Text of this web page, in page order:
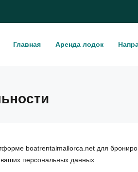
Главная Аренда лодок
boatrentalmallorca.net для
персональных данных.